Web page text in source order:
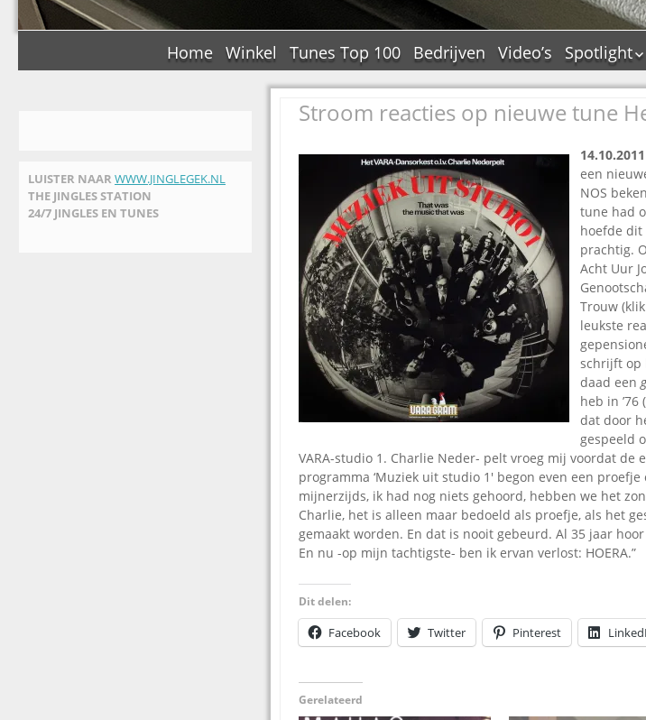
Home Winkel Tunes Top 100 Bedrijven Video’s
Spotlight
De
wie zijn
Dallas
De
Ferry
Ferry
Jingle
Jingle
Vaak
LUISTER NAAR WWW.JINGLEGEK.NL
THE JINGLES STATION
24/7 JINGLES EN TUNES
Stroom reacties op nieuwe tune
een
NOS
tune had
hoefde
prachtig.
Acht Uur
Trouw (klik
leukste
schrijft op
daad een
heb in ’76
dat door
gespeeld
VARA-studio 1. Charlie Neder- pelt vroeg mij voordat de
programma ‘Muziek uit studio 1′ begon even een
mijnerzijds, ik had nog niets gehoord, hebben we het
Charlie, het is alleen maar bedoeld als proefje, als het
gemaakt worden. En dat is nooit gebeurd. Al 35 jaar
En nu -op mijn tachtigste- ben ik ervan verlost: HOERA.”
Dit delen:
Facebook Twitter Pinterest
Gerelateerd